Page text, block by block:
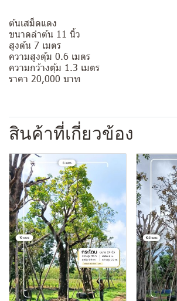
ต้นเสม็ดแดง
ขนาดลำต้น 11 นิ้ว
สูงต้น 7 เมตร
ความสูงตุ้ม 0.6 เมตร
ความกว้างตุ้ม 1.3 เมตร
ราคา 20,000 บาท
สินค้าที่เกี่ยวข้อง